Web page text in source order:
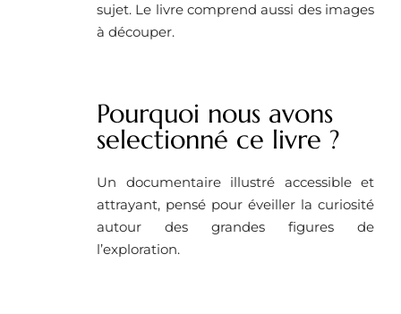
sujet. Le livre comprend aussi des images
à découper.
Pourquoi nous avons
selectionné ce livre ?
Un documentaire illustré accessible et
attrayant, pensé pour éveiller la curiosité
autour des grandes figures de
l’exploration.